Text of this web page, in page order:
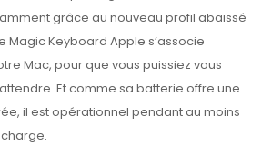
grâce au nouveau profil abaissé
Magic Keyboard Apple s’associe
Mac, pour que vous puissiez vous
Et comme sa batterie offre une
il est opérationnel pendant au moins